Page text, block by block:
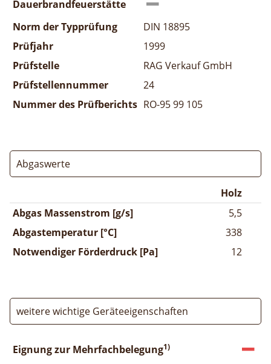
Dauerbrandfeuerstätte
Norm der Typprüfung
DIN 18895
Prüfjahr
1999
Prüfstelle
RAG Verkauf GmbH
Prüfstellennummer
24
Nummer des Prüfberichts RO-95 99 105
Abgaswerte
Holz
Abgas Massenstrom [g/s]
5,5
Abgastemperatur [°C]
338
Notwendiger Förderdruck [Pa]
12
weitere wichtige Geräteeigenschaften
Eignung zur Mehrfachbelegung1)